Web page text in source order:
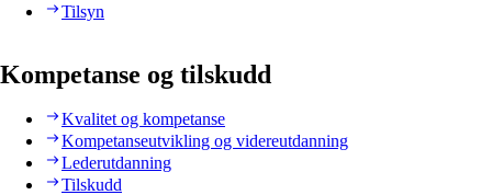
Tilsyn
Kompetanse og tilskudd
Kvalitet og kompetanse
Kompetanseutvikling og videreutdanning
Lederutdanning
Tilskudd